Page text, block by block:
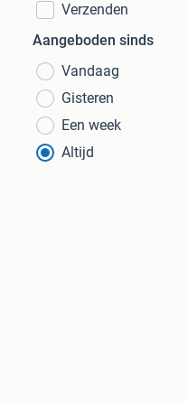
Verzenden
Aangeboden sinds
Vandaag
Gisteren
Een week
Altijd